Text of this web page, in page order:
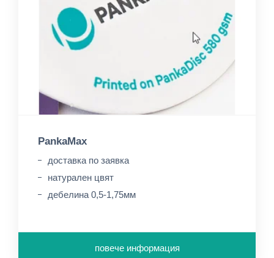
PankaMax
доставка по заявка
натуралeн цвят
дебелина 0,5-1,75мм
повече информация